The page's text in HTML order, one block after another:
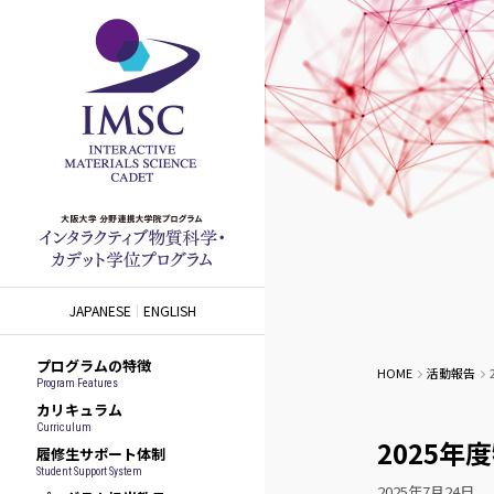
JAPANESE ENGLISH
プログラムの特徴
Program Features
カリキュラム
Curriculum
履修生サポート体制
Student Support System
HOME 活動報告
2025年